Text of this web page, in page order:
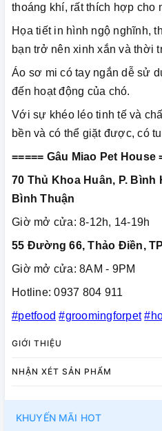
thoáng khí, rất thích hợp cho
Họa tiết in hình ngộ nghĩnh,
bạn trở nên xinh xắn và thời
Áo sơ mi có tay ngắn dễ sử
đến hoạt động của chó.
Với sự khéo léo tinh tế và
bền và có thể giặt được, có
===== Gâu Miao Pet House
70 Thủ Khoa Huân, P. Bình
Bình Thuận
Giờ mở cửa: 8-12h, 14-19h
55 Đường 66, Thảo Điền,
Giờ mở cửa: 8AM - 9PM
Hotline: 0937 804 911
#petfood #groomingforpet
GIỚI THIỆU
NHẬN XÉT SẢN PHẨM
KHUYẾN MÃI HOT